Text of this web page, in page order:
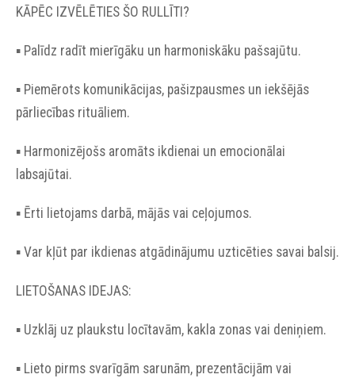
KĀPĒC IZVĒLĒTIES ŠO RULLĪTI?
▪︎ Palīdz radīt mierīgāku un harmoniskāku pašsajūtu.
▪︎ Piemērots komunikācijas, pašizpausmes un iekšējās
pārliecības rituāliem.
▪︎ Harmonizējošs aromāts ikdienai un emocionālai
labsajūtai.
▪︎ Ērti lietojams darbā, mājās vai ceļojumos.
▪︎ Var kļūt par ikdienas atgādinājumu uzticēties savai balsij.
LIETOŠANAS IDEJAS:
▪︎ Uzklāj uz plaukstu locītavām, kakla zonas vai deniņiem.
▪︎ Lieto pirms svarīgām sarunām, prezentācijām vai